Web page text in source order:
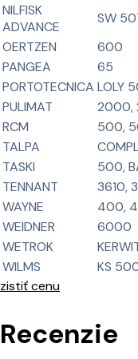
NILFISK
ADVANCE
SW
OERTZEN
600
PANGEA
65
PORTOTECNICA LOLY
PULIMAT
2000,
RCM
500,
TALPA
TASKI
500,
TENNANT
3610,
WAYNE
400,
WEIDNER
6000
WETROK
WILMS
KS
zistiť cenu
Recenzie